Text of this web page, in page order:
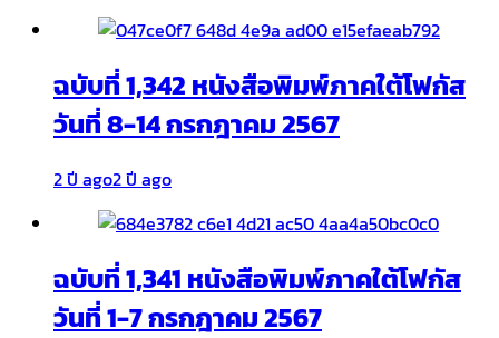
ฉบับที่ 1,342 หนังสือพิมพ์ภาคใต้โฟกัส
วันที่ 8-14 กรกฎาคม 2567
2 ปี ago2 ปี ago
ฉบับที่ 1,341 หนังสือพิมพ์ภาคใต้โฟกัส
วันที่ 1-7 กรกฎาคม 2567